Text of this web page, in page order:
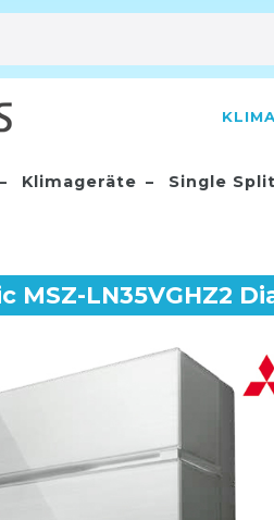
Klimageräte Single
MSZ-LN35VGHZ2